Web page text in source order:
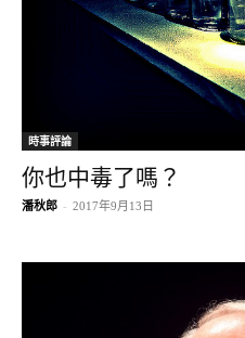
時事評論
你也中毒了嗎？
潘秋郎 - 2017年9月13日